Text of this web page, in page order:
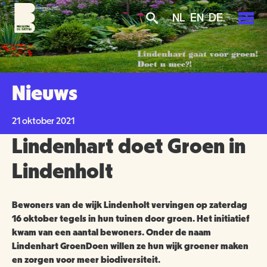
Overslaan
en
naar
de
inhoud
gaan
Skip
to
main
navigation
Skip
to
search
NL EN DE
PLAN JE BEZOEK
TICKETS
TOEGANKELIJKHEID
GROEPSBEZOEK
AGENDA
OVER ONS
MISSIE EN VISIE
ORGANISATIE
VRIJWILLIGERS
GROENMAKERS
Nieuws
21 oktober 2021
Lindenhart doet Groen in
Lindenholt
Bewoners van de wijk Lindenholt vervingen op zaterdag
16 oktober tegels in hun tuinen door groen. Het initiatief
kwam van een aantal bewoners. Onder de naam
Lindenhart GroenDoen willen ze hun wijk groener maken
en zorgen voor meer biodiversiteit.